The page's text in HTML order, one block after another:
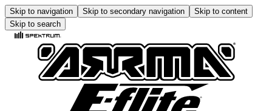
Skip to navigation Skip to secondary navigation
Skip to content
Skip to search